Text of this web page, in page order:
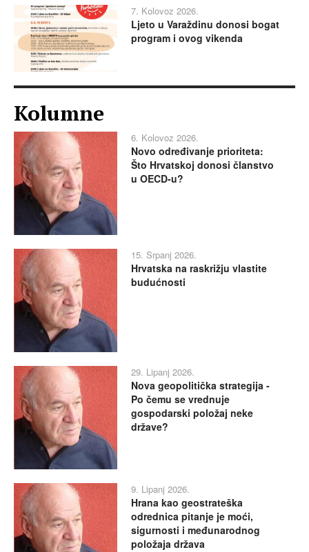
7. Kolovoz 2026.
Ljeto u Varaždinu donosi bogat
program i ovog vikenda
Kolumne
6. Kolovoz 2026.
Novo određivanje prioriteta:
Što Hrvatskoj donosi članstvo
u OECD-u?
15. Srpanj 2026.
Hrvatska na raskrižju vlastite
budućnosti
29. Lipanj 2026.
Nova geopolitička strategija -
Po čemu se vrednuje
gospodarski položaj neke
države?
9. Lipanj 2026.
Hrana kao geostrateška
odrednica pitanje je moći,
sigurnosti i međunarodnog
položaja država